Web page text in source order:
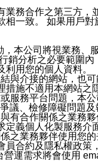
務合作之第三方
一致。 如果用戶
本公司將視業務
銷分析之必要範圍
用您的個人資料。
與介接的網站，也
施不適用本網站
服務平台問題，本
、檢修障礙問題
有合作關係之業務
義個人化製服務
之業務夥伴使用您
合約及隱私權政
運需求將會使用